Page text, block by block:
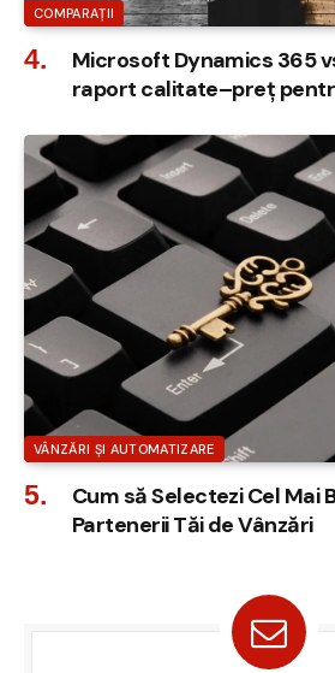
COMPARAȚII
Microsoft Dynamics 365
raport calitate–preț
VÂNZĂRI ȘI AUTOMATIZARE
Cum să Selectezi Cel Mai
Partenerii Tăi de Vânzări